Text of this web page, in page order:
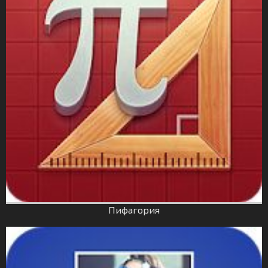
Пифагория